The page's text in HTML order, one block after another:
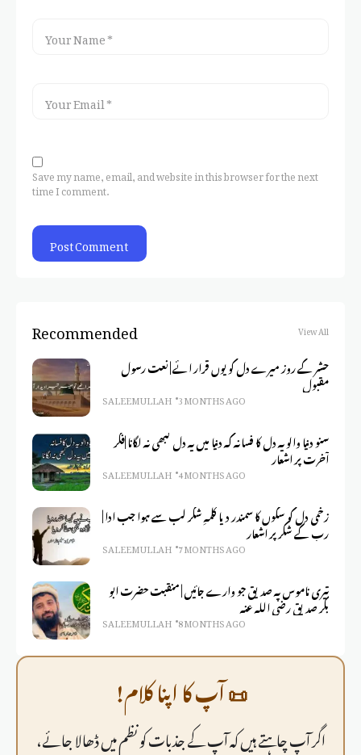
Save my name, email, and website in this browser for the next
time I comment.
Recommended View All
حشر کے روز میرے دل کو یوں قرار ائے | نعت رسول
مقبول
SALEEM ULLAH 3 MONTHS AGO
سنو دنیا والو یہ دل کا فسانہ کہ دنیا میں یہ دل کبھی نہ لگانا |فکر
آخرت پر اشعار
SALEEM ULLAH 4 MONTHS AGO
زخمی دل کو سکوں کا سمندر دیا کلمہِ شکر لب سے ہوا جب ادا |
رب کے شکر پر اشعار
SALEEM ULLAH 7 MONTHS AGO
تیری ناموس پہ صدیق جو وارے جائیں | منقبت حضرت ابو
بکر صدیق رضی اللہ عنہ
SALEEM ULLAH 8 MONTHS AGO
📜 آپ کا اپنا کلام!
اگر آپ چاہتے ہیں کہ آپ کے جذبات کو نظم میں ڈھالا جائے،